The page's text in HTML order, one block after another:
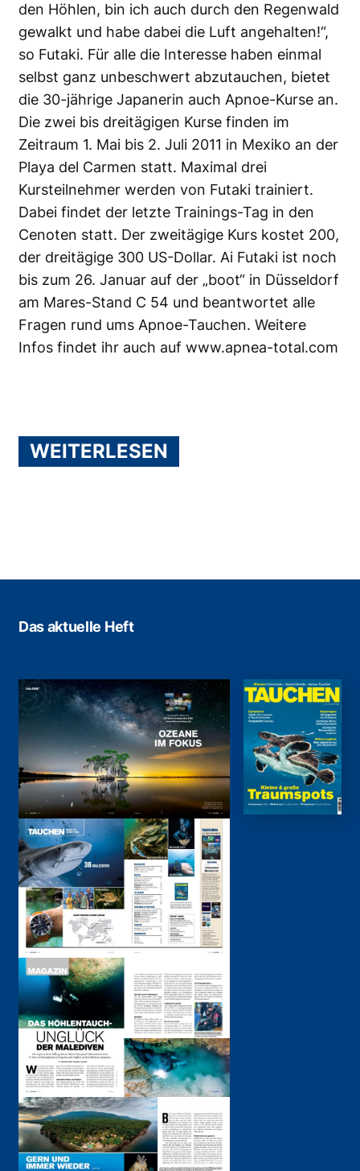
den Höhlen, bin ich auch durch den Regenwald
gewalkt und habe dabei die Luft angehalten!“,
so Futaki. Für alle die Interesse haben einmal
selbst ganz unbeschwert abzutauchen, bietet
die 30-jährige Japanerin auch Apnoe-Kurse an.
Die zwei bis dreitägigen Kurse finden im
Zeitraum 1. Mai bis 2. Juli 2011 in Mexiko an der
Playa del Carmen statt. Maximal drei
Kursteilnehmer werden von Futaki trainiert.
Dabei findet der letzte Trainings-Tag in den
Cenoten statt. Der zweitägige Kurs kostet 200,
der dreitägige 300 US-Dollar. Ai Futaki ist noch
bis zum 26. Januar auf der „boot“ in Düsseldorf
am Mares-Stand C 54 und beantwortet alle
Fragen rund ums Apnoe-Tauchen. Weitere
Infos findet ihr auch auf www.apnea-total.com
WEITERLESEN
Das aktuelle Heft